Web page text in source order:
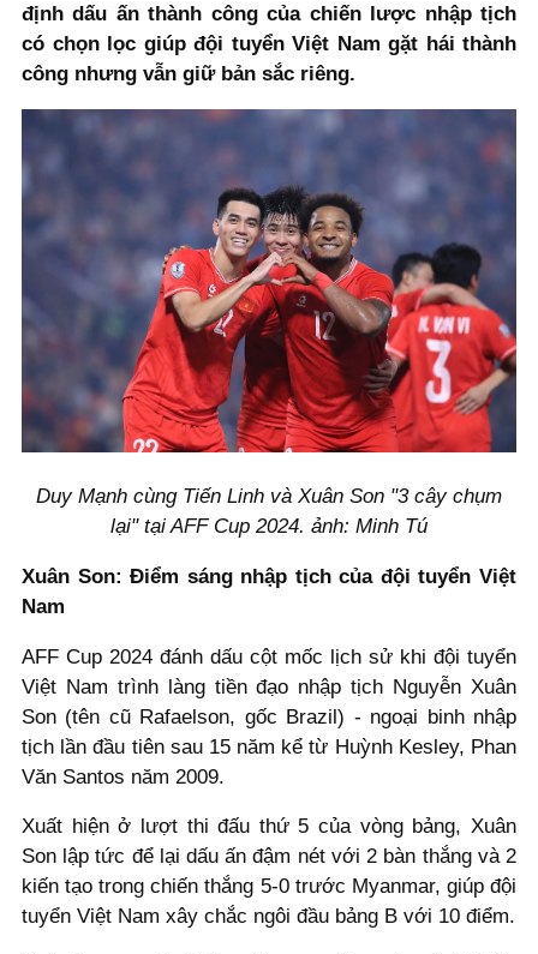
định dấu ấn thành công của chiến lược nhập tịch
có chọn lọc giúp đội tuyển Việt Nam gặt hái thành
công nhưng vẫn giữ bản sắc riêng.
Duy Mạnh cùng Tiến Linh và Xuân Son "3 cây chụm
lại" tại AFF Cup 2024. ảnh: Minh Tú
Xuân Son: Điểm sáng nhập tịch của đội tuyển Việt
Nam
AFF Cup 2024 đánh dấu cột mốc lịch sử khi đội tuyển
Việt Nam trình làng tiền đạo nhập tịch Nguyễn Xuân
Son (tên cũ Rafaelson, gốc Brazil) - ngoại binh nhập
tịch lần đầu tiên sau 15 năm kể từ Huỳnh Kesley, Phan
Văn Santos năm 2009.
Xuất hiện ở lượt thi đấu thứ 5 của vòng bảng, Xuân
Son lập tức để lại dấu ấn đậm nét với 2 bàn thắng và 2
kiến tạo trong chiến thắng 5-0 trước Myanmar, giúp đội
tuyển Việt Nam xây chắc ngôi đầu bảng B với 10 điểm.